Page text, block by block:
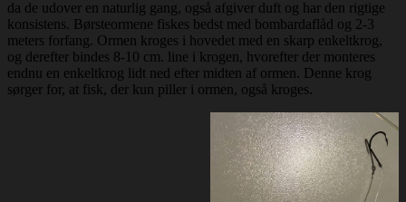
da de udover en naturlig gang, også afgiver duft og har den rigtige
konsistens. Børsteormene fiskes bedst med bombardaflåd og 2-3
meters forfang. Ormen kroges i hovedet med en skarp enkeltkrog,
og derefter bindes 8-10 cm. line i krogen, hvorefter der monteres
endnu en enkeltkrog lidt ned efter midten af ormen. Denne krog
sørger for, at fisk, der kun piller i ormen, også kroges.